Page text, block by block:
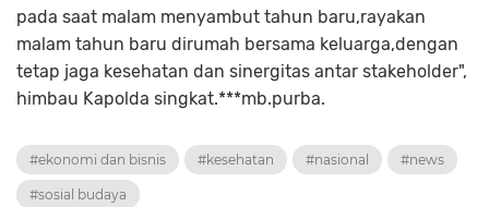
pada saat malam menyambut tahun baru,rayakan
malam tahun baru dirumah bersama keluarga,dengan
tetap jaga kesehatan dan sinergitas antar stakeholder",
himbau Kapolda singkat.***mb.purba.
#ekonomi dan bisnis #kesehatan #nasional #news
#sosial budaya